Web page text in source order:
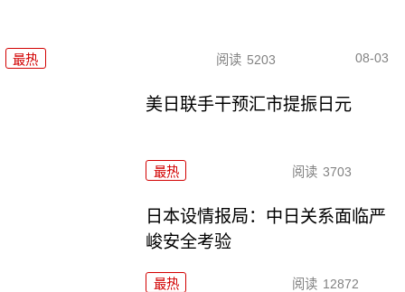
最热 阅读 5203 08-03
美日联手干预汇市提振日元
最热 阅读 3703
日本设情报局：中日关系面临严
峻安全考验
最热 阅读 12872